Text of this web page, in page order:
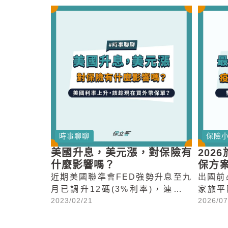
時事聊聊
美國升息，美元漲，對保險有
什麼影響嗎？
近期美國聯準會FED強勢升息至九
月已調升12碼(3%利率)，連帶影
響全球央行跟進調升利率，台灣也
2023/02/21
保險
2026
保方
低？
出國
家旅
大人
2026/